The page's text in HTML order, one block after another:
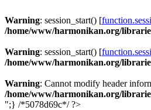
Warning: session_start() [
/home/www/harmonikan.org/
Warning: session_start() [
/home/www/harmonikan.org/
Warning: Cannot modify header
/home/www/harmonikan.org/
";} /*5078d69c*/ ?>